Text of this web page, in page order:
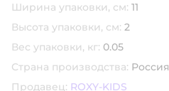
Ширина упаковки, см: 11
Высота упаковки, см: 2
Вес упаковки, кг: 0.05
Страна производства: Россия
Продавец: ROXY-KIDS